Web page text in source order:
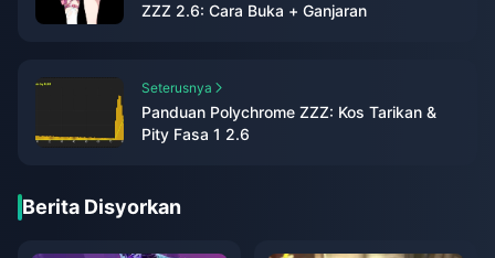
ZZZ 2.6: Cara Buka + Ganjaran
Seterusnya
Panduan Polychrome ZZZ: Kos Tarikan &
Pity Fasa 1 2.6
Berita Disyorkan